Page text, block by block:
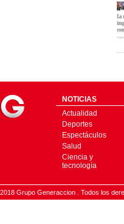
NOTICIAS
Actualidad
Deportes
Espectáculos
Salud
Ciencia y
tecnología
2018 Grupo Generaccion . Todos los